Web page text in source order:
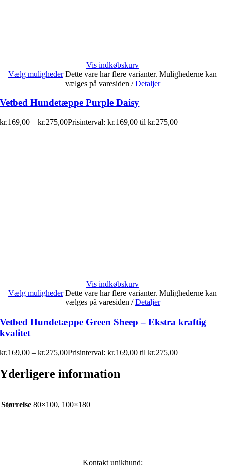
Vis indkøbskurv
Vælg muligheder Dette vare har flere varianter. Mulighederne kan
vælges på varesiden / Detaljer
Vetbed Hundetæppe Purple Daisy
kr.169,00 – kr.275,00Prisinterval: kr.169,00 til kr.275,00
Vis indkøbskurv
Vælg muligheder Dette vare har flere varianter. Mulighederne kan
vælges på varesiden / Detaljer
Vetbed Hundetæppe Green Sheep – Ekstra kraftig
kvalitet
kr.169,00 – kr.275,00Prisinterval: kr.169,00 til kr.275,00
Yderligere information
Størrelse 80×100, 100×180
Kontakt unikhund: